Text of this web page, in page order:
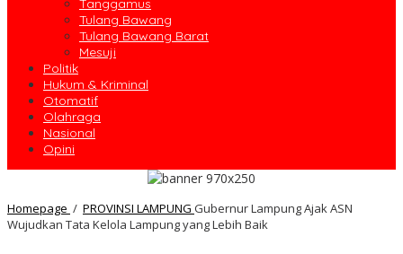
Tanggamus
Tulang Bawang
Tulang Bawang Barat
Mesuji
Politik
Hukum & Kriminal
Otomatif
Olahraga
Nasional
Opini
Homepage / PROVINSI LAMPUNG Gubernur Lampung Ajak ASN
Wujudkan Tata Kelola Lampung yang Lebih Baik